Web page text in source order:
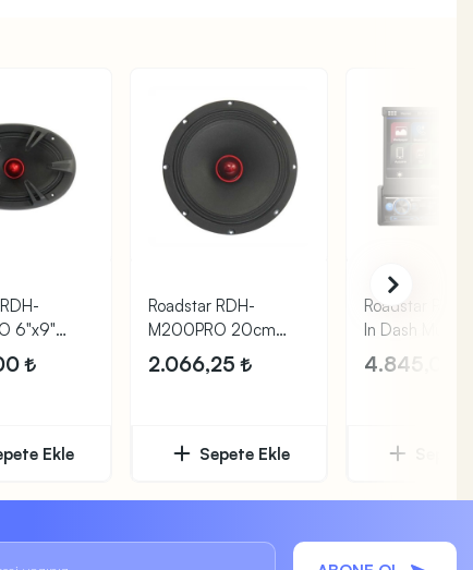
6"x9"
Ekle
Roadstar RDH-
M200PRO 20cm
250W Midrange
Hoparlör
2.066,25
Sepete Ekle
Roadstar
In Dash
Oynatıcı
4.845,00